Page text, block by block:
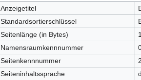
Anzeigetitel
Standardsortierschlüssel
Seitenlänge (in Bytes)
Namensraumkennnummer
Seitenkennnummer
Seiteninhaltssprache